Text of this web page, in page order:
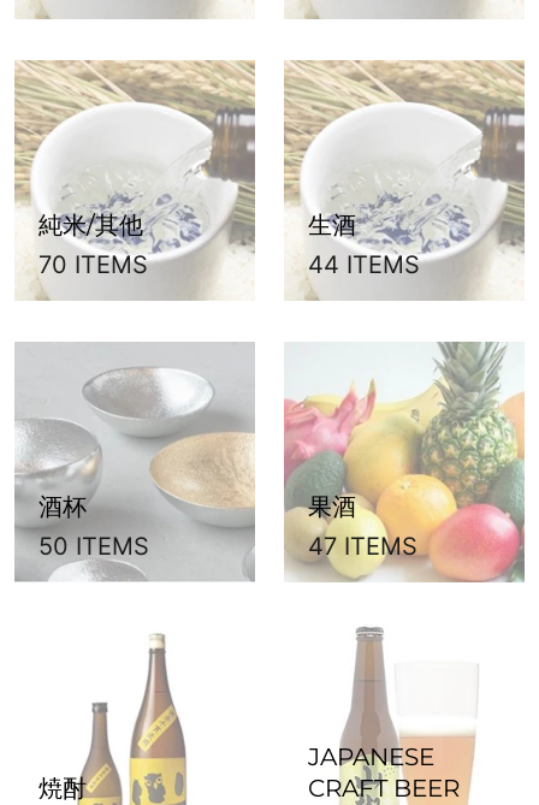
純米/其他
70 ITEMS
生酒
44 ITEMS
酒杯
50 ITEMS
果酒
47 ITEMS
焼酎
JAPANESE
CRAFT BEER